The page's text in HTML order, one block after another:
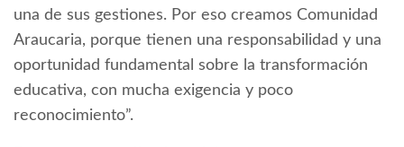
una de sus gestiones. Por eso creamos Comunidad
Araucaria, porque tienen una responsabilidad y una
oportunidad fundamental sobre la transformación
educativa, con mucha exigencia y poco
reconocimiento”.